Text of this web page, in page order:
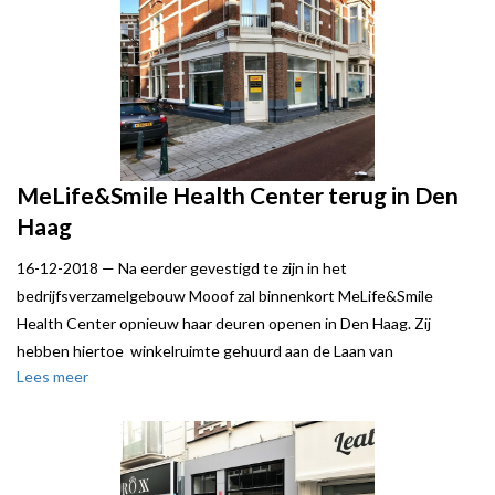
horeca en het diverse hotels. De Piet Heinstraat is de
verbindingsstraat tussen het centrum en het Zeeheldenkwartier.
Parallel aan de Piet Heinstraat ligt de Elandstraat met een recent
gerenoveerde Albert Heijn XL.
Local Joe bracht deze transactie tot stand in opdracht van de
verhuurder, een particuliere belegger. VDS Horeca adviseerde Fast
& Vegan.
MeLife&Smile Health Center terug in Den
Haag
16-12-2018 — Na eerder gevestigd te zijn in het
bedrijfsverzamelgebouw Mooof zal binnenkort MeLife&Smile
Health Center opnieuw haar deuren openen in Den Haag. Zij
hebben hiertoe winkelruimte gehuurd aan de Laan van
Meerdervoort 189A.
MeLife&Smile Health Center is naast een schoonheidssalon ook
een manicure en pedicure.
De verhuurder, een particuliere belegger, werd bij deze transactie
Lees meer